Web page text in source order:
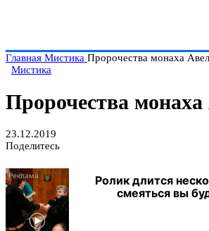
Главная Мистика Пророчества монаха
Мистика
Пророчества
23.12.2019
Поделитесь
Ролик длится
смеяться вы